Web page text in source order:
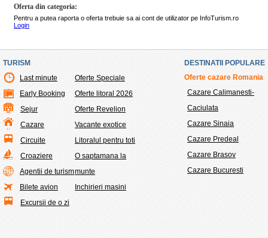
Oferta din categoria:
Pentru a putea raporta o oferta trebuie sa ai cont de utilizator pe InfoTurism.ro
Login
TURISM
Last minute
Early Booking
Sejur
Cazare
Circuite
Croaziere
Agentii de turism
Bilete avion
Excursii de o zi
Oferte Speciale
Oferte litoral 2026
Oferte Revelion
Vacante exotice
Litoralul pentru toti
O saptamana la
munte
Inchirieri masini
DESTINATII POPULARE
Oferte cazare Romania
Cazare Calimanesti-
Caciulata
Cazare Sinaia
Cazare Predeal
Cazare Brasov
Cazare Bucuresti